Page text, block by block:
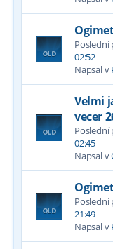
Poslední
02:52
Napsal v
Velmi
vecer
Poslední
02:45
Napsal v
Poslední
21:49
Napsal v